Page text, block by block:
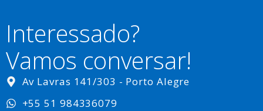
Interessado?
Vamos conversar!
Av Lavras 141/303 - Porto Alegre
+55 51 984336079